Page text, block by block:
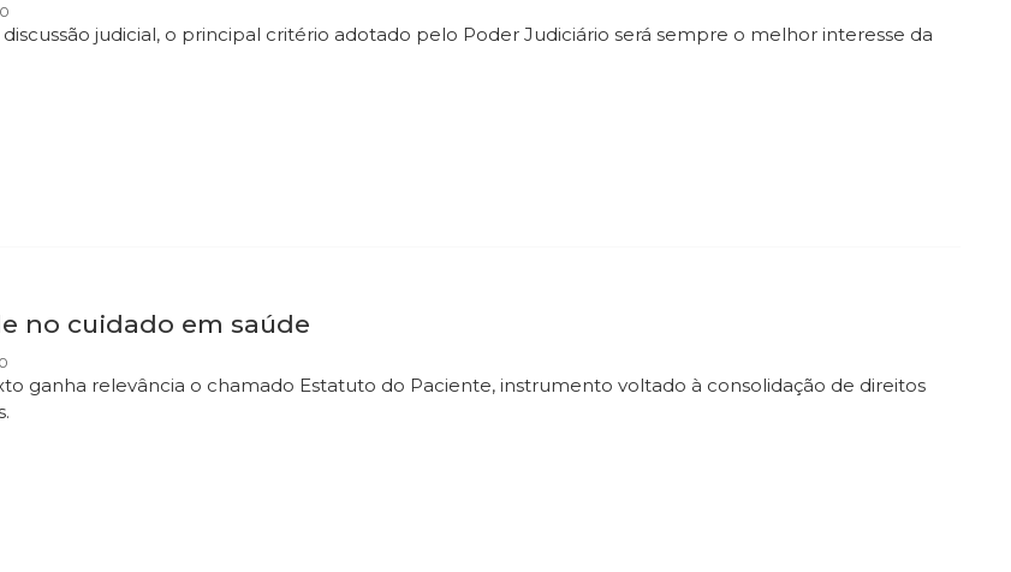
judicial, o principal critério adotado pelo Poder Judiciário será sempre o melhor interesse da
no cuidado em saúde
ganha relevância o chamado Estatuto do Paciente, instrumento voltado à consolidação de direitos